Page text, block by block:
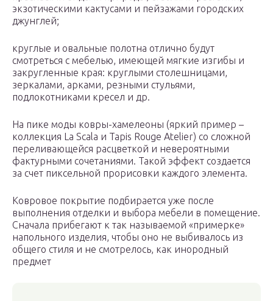
экзотическими кактусами и пейзажами городских
джунглей;
круглые и овальные полотна отлично будут
смотреться с мебелью, имеющей мягкие изгибы и
закругленные края: круглыми столешницами,
зеркалами, арками, резными стульями,
подлокотниками кресел и др.
На пике моды ковры-хамелеоны (яркий пример –
коллекция La Scala и Tapis Rouge Atelier) со сложной
переливающейся расцветкой и невероятными
фактурными сочетаниями. Такой эффект создается
за счет пиксельной прорисовки каждого элемента.
Ковровое покрытие подбирается уже после
выполнения отделки и выбора мебели в помещение.
Сначала прибегают к так называемой «примерке»
напольного изделия, чтобы оно не выбивалось из
общего стиля и не смотрелось, как инородный
предмет